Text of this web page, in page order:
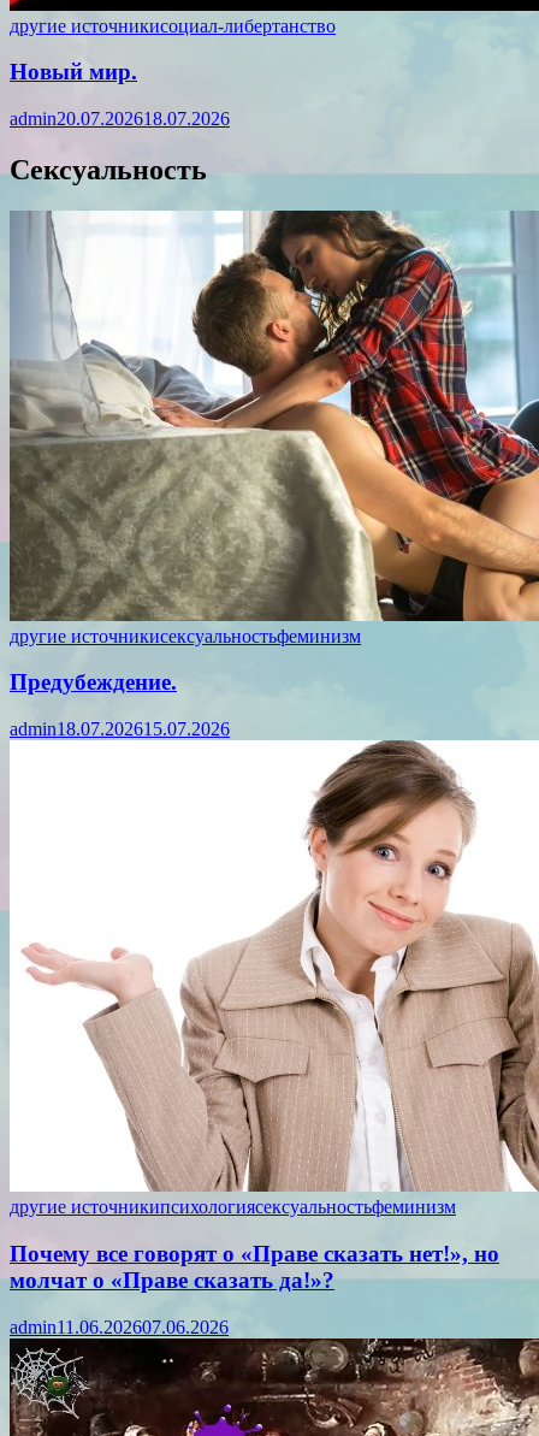
другие источникисоциал-либертанство
Новый мир.
admin20.07.202618.07.2026
Сексуальность
другие источникисексуальностьфеминизм
Предубеждение.
admin18.07.202615.07.2026
другие источникипсихологиясексуальностьфеминизм
Почему все говорят о «Праве сказать нет!», но
молчат о «Праве сказать да!»?
admin11.06.202607.06.2026